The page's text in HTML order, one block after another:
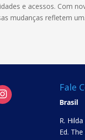
e acessos. Com
mudanças refletem
Fale
Brasil
R.
Ed.